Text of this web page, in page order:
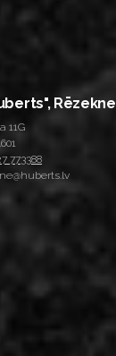
Rēzekne
11G
773388